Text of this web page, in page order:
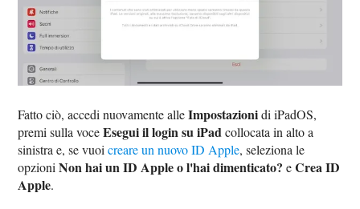
Fatto ciò, accedi nuovamente alleImpostazionidi iPadOS,
premi sulla voceEsegui il login su iPadcollocata in alto a
sinistra e, se vuoicreare un nuovo ID Apple, seleziona le
opzioniNon hai un ID Apple o l'hai dimenticato? eCrea ID
Apple.